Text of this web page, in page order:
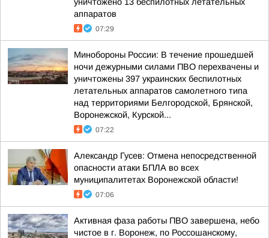
аппаратов
07:29
Минобороны России: В течение прошедшей
ночи дежурными силами ПВО перехвачены и
уничтожены 397 украинских беспилотных
летательных аппаратов самолетного типа
над территориями Белгородской, Брянской,
Воронежской, Курской...
07:22
Александр Гусев: Отмена непосредственной
опасности атаки БПЛА во всех
муниципалитетах Воронежской области!
07:06
Активная фаза работы ПВО завершена, небо
чистое в г. Воронеж, по Россошанскому,